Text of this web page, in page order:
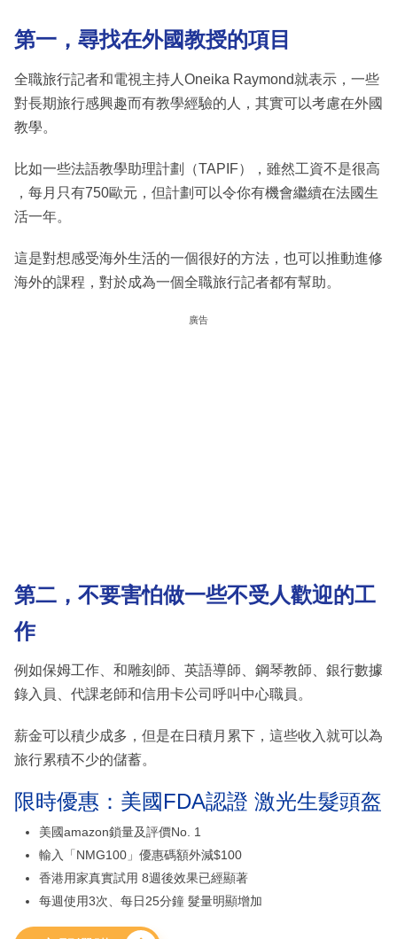
第一，尋找在外國教授的項目
全職旅行記者和電視主持人Oneika Raymond就表示，一些
對長期旅行感興趣而有教學經驗的人，其實可以考慮在外國
教學。
比如一些法語教學助理計劃（TAPIF），雖然工資不是很高
，每月只有750歐元，但計劃可以令你有機會繼續在法國生
活一年。
這是對想感受海外生活的一個很好的方法，也可以推動進修
海外的課程，對於成為一個全職旅行記者都有幫助。
廣告
第二，不要害怕做一些不受人歡迎的工
作
例如保姆工作、和雕刻師、英語導師、鋼琴教師、銀行數據
錄入員、代課老師和信用卡公司呼叫中心職員。
薪金可以積少成多，但是在日積月累下，這些收入就可以為
旅行累積不少的儲蓄。
限時優惠：美國FDA認證 激光生髮頭盔
美國amazon鎖量及評價No. 1
輸入「NMG100」優惠碼額外減$100
香港用家真實試用 8週後效果已經顯著
每週使用3次、每日25分鐘 髮量明顯增加